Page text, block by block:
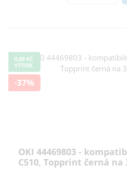
0,09 KČ
VÝTISK
-37%
OKI 44469803 -
C510, Topprint černá na